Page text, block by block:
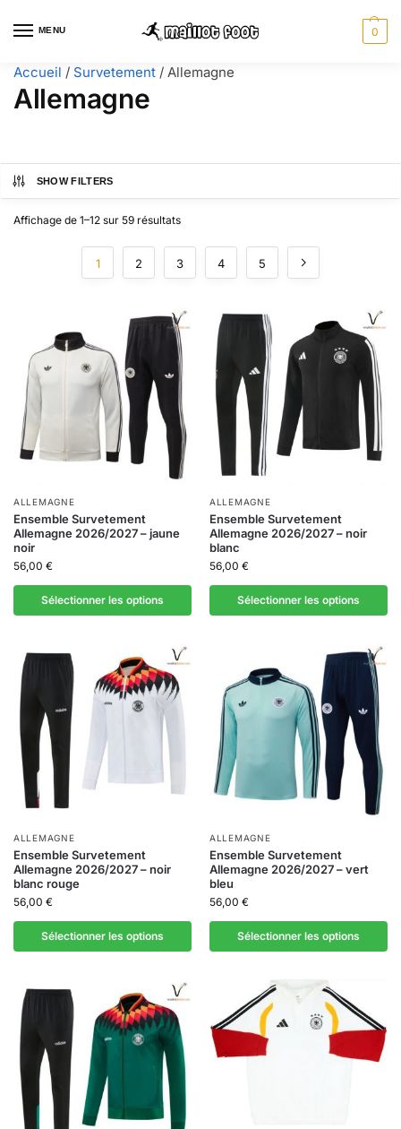
MENU 0
Accueil / Survetement / Allemagne
Allemagne
SHOW FILTERS
Affichage de 1–12 sur 59 résultats
1 2 3 4 5
ALLEMAGNE
Ensemble Survetement
Allemagne 2026/2027 – jaune
noir
56,00 €
Sélectionner les options
ALLEMAGNE
Ensemble Survetement
Allemagne 2026/2027 – noir
blanc
56,00 €
Sélectionner les options
ALLEMAGNE
Ensemble Survetement
Allemagne 2026/2027 – noir
blanc rouge
56,00 €
Sélectionner les options
ALLEMAGNE
Ensemble Survetement
Allemagne 2026/2027 – vert
bleu
56,00 €
Sélectionner les options